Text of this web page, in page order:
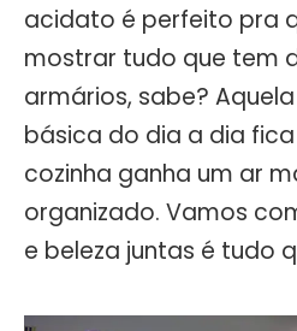
acidato é perfeito pra
mostrar tudo que tem
armários, sabe?
básica do dia a dia
cozinha ganha um ar
organizado. Vamos
e beleza juntas é tudo